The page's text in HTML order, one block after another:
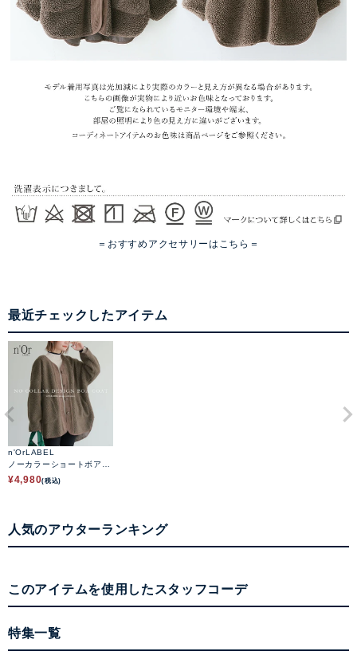
＝おすすめアクセサリーはこちら＝
最近チェックしたアイテム
n'OrLABEL
ノーカラーショートボアコ
ート
¥4,980(税込)
人気のアウターランキング
このアイテムを使用したスタッフコーデ
特集一覧